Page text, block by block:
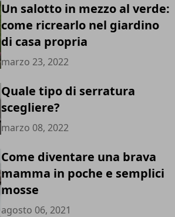
Un salotto in mezzo al verde:
come ricrearlo nel giardino
di casa propria
marzo 23, 2022
Quale tipo di serratura
scegliere?
marzo 08, 2022
Come diventare una brava
mamma in poche e semplici
mosse
agosto 06, 2021